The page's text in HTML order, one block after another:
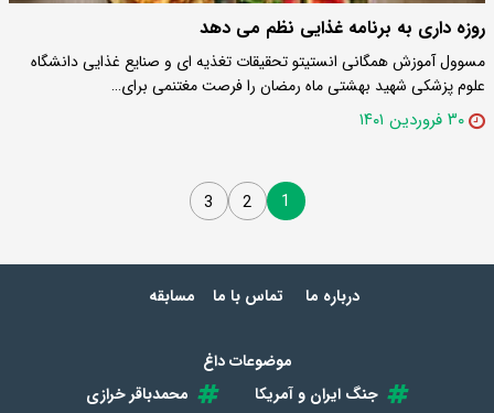
روزه داری به برنامه غذایی نظم می دهد
مسوول آموزش همگانی انستیتو تحقیقات تغذیه ای و صنایع غذایی دانشگاه
علوم پزشکی شهید بهشتی ماه رمضان را فرصت مغتنمی برای…
۳۰ فروردین ۱۴۰۱
1
2
3
درباره ما تماس با ما مسابقه
موضوعات داغ
جنگ ایران و آمریکا
محمدباقر خرازی